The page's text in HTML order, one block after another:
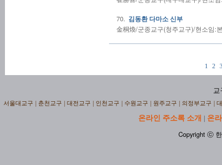
70. 김동환 다마소 신부
金桐煥/군종교구(청주교구)/현소임:
1 2
교
서울대교구 춘천교구 대전교구 인천교구 수원교구 원주교구 의정부교구
온라인 주소록 소개 | 온
Copyright ⓒ